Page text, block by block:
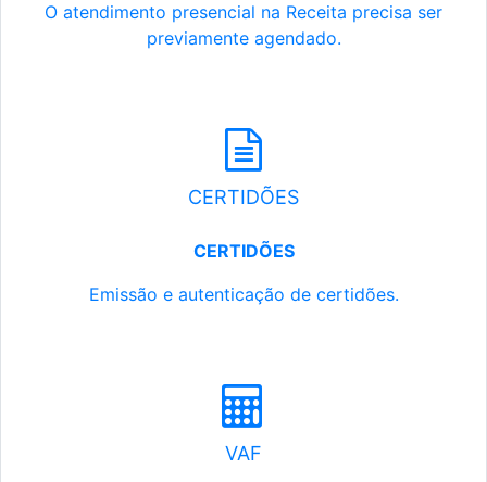
O atendimento presencial na Receita precisa ser
previamente agendado.
CERTIDÕES
CERTIDÕES
Emissão e autenticação de certidões.
VAF